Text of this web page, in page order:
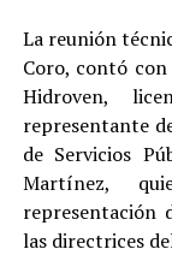
La reunión
Coro, contó
Hidroven,
representante
de Servicios
Martínez,
representación
las directrices